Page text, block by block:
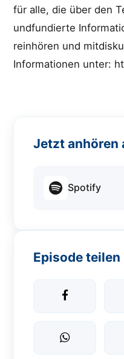
für alle, die über den
undfundierte
reinhören und
Informationen unter:
Jetzt anhören
Spotify
Episode teilen